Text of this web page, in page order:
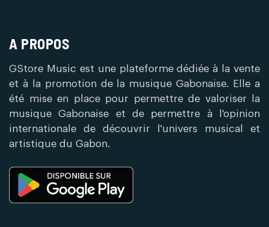
A PROPOS
GStore Music est une plateforme dédiée à la vente
et à la promotion de la musique Gabonaise. Elle a
été mise en place pour permettre de valoriser la
musique Gabonaise et de permettre à l'opinion
internationale de découvrir l'univers musical et
artistique du Gabon.